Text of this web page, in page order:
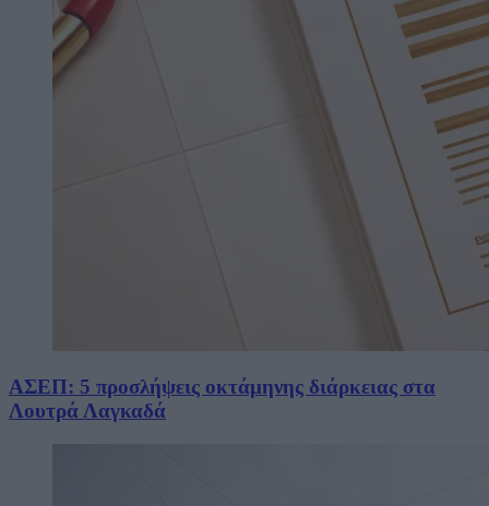
ΑΣΕΠ: 5 προσλήψεις οκτάμηνης διάρκειας στα
Λουτρά Λαγκαδά